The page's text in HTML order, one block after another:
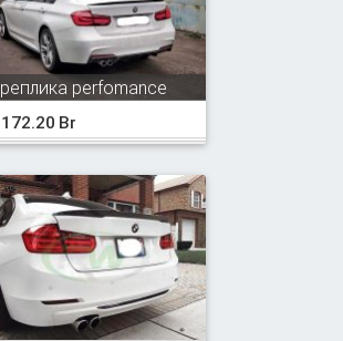
реплика perfomance
172.20 Br